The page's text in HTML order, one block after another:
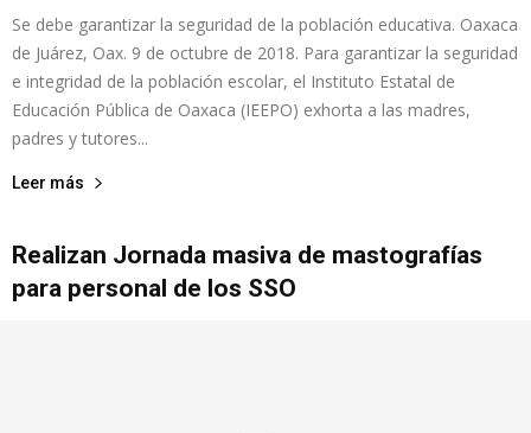
Se debe garantizar la seguridad de la población educativa. Oaxaca
de Juárez, Oax. 9 de octubre de 2018. Para garantizar la seguridad
e integridad de la población escolar, el Instituto Estatal de
Educación Pública de Oaxaca (IEEPO) exhorta a las madres,
padres y tutores...
Leer más
Realizan Jornada masiva de mastografías
para personal de los SSO